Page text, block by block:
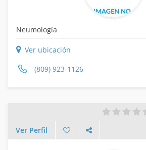
Neumología
Ver ubicación
(809) 923-1126
Ver Perfil